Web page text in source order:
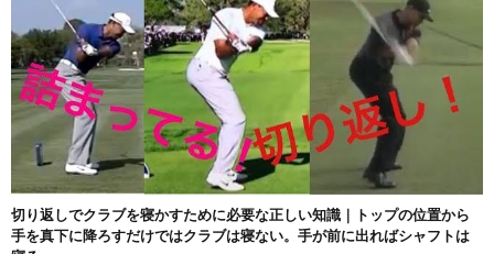
切り返しでクラブを寝かすために必要な正しい知識｜トップの位置から
手を真下に降ろすだけではクラブは寝ない。手が前に出ればシャフトは